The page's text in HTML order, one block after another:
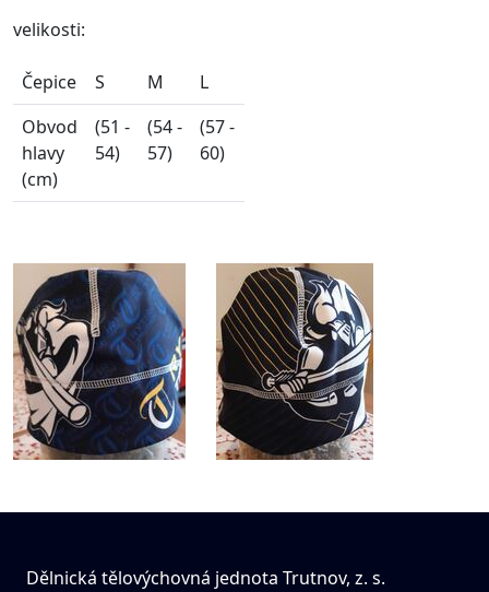
velikosti:
Čepice S M
L
Obvod
hlavy
(cm)
(51 -
54)
(54 -
57)
(57 -
60)
Dělnická tělovýchovná jednota Trutnov, z. s.